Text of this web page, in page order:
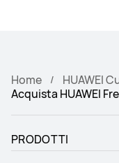
Home HUAWEI
Acquista HUAWEI
PRODOTTI